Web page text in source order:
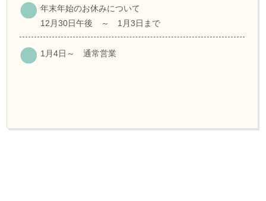
年末年始のお休みについて
12月30日午後 ～ 1月3日まで
1月4日～ 通常営業